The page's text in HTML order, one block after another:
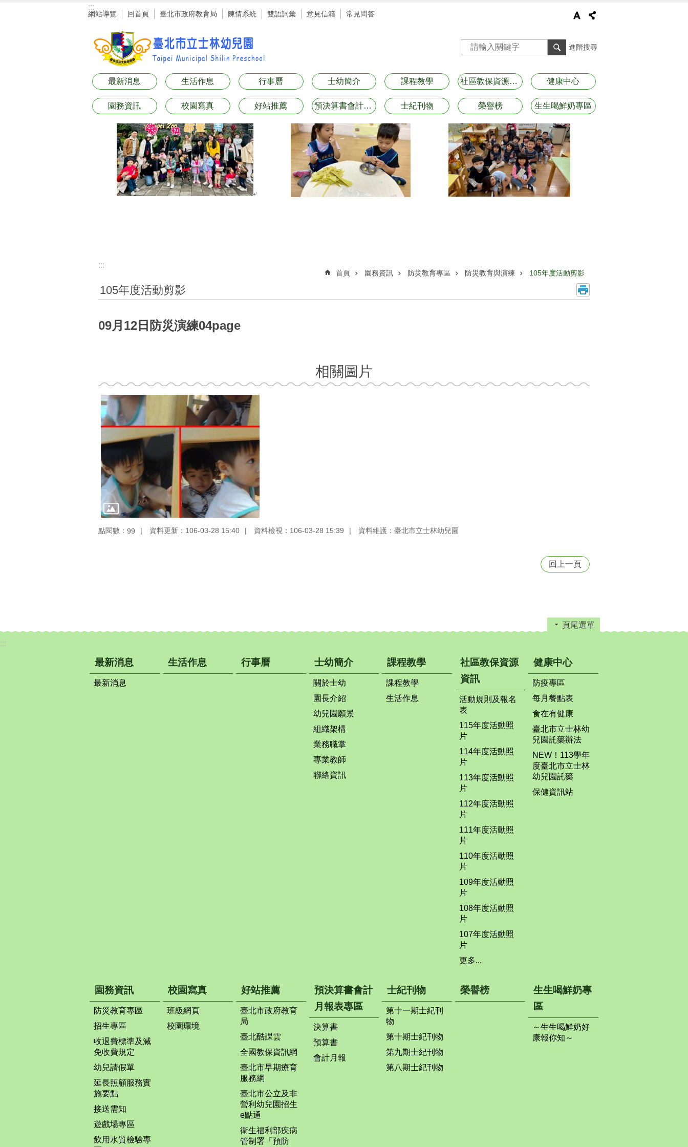
:::
網站導覽 回首頁 臺北市政府教育局 陳情系統 雙語詞彙 意見信箱 常見問答
進階搜尋
最新消息 生活作息 行事曆 士幼簡介 課程教學 社區教保資源資訊 健康中心
園務資訊 校園寫真 好站推薦 預決算書會計月報表專區 士紀刊物 榮譽榜 生生喝鮮奶專區
:::
首頁 園務資訊 防災教育專區 防災教育與演練 105年度活動剪影
105年度活動剪影
09月12日防災演練04page
相關圖片
點閱數： 99 資料更新：106-03-28 15:40 資料檢視：106-03-28 15:39 資料維護：臺北市立士林幼兒園
回上一頁
頁尾選單
:::
最新消息
最新消息
生活作息 行事曆 士幼簡介
關於士幼
園長介紹
幼兒園願景
組織架構
業務職掌
專業教師
聯絡資訊
課程教學
課程教學
生活作息
社區教保資源
資訊
活動規則及報名
表
115年度活動照
片
114年度活動照
片
113年度活動照
片
112年度活動照
片
111年度活動照
片
110年度活動照
片
109年度活動照
片
108年度活動照
片
107年度活動照
片
更多...
健康中心
防疫專區
每月餐點表
食在有健康
臺北市立士林幼
兒園託藥辦法
NEW！113學年
度臺北市立士林
幼兒園託藥
保健資訊站
園務資訊
防災教育專區
招生專區
收退費標準及減
免收費規定
幼兒請假單
延長照顧服務實
施要點
接送需知
遊戲場專區
飲用水質檢驗專
校園寫真
班級網頁
校園環境
好站推薦
臺北市政府教育
局
臺北酷課雲
全國教保資訊網
臺北市早期療育
服務網
臺北市公立及非
營利幼兒園招生
e點通
衛生福利部疾病
管制署「預防
預決算書會計
月報表專區
決算書
預算書
會計月報
士紀刊物
第十一期士紀刊
物
第十期士紀刊物
第九期士紀刊物
第八期士紀刊物
榮譽榜
生生喝鮮奶專
區
～生生喝鮮奶好
康報你知～